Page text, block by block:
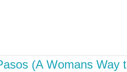
(A Womans Way